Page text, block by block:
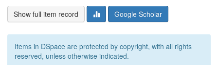
Show full item record Google Scholar
Items in DSpace are protected by copyright, with all rights
reserved, unless otherwise indicated.